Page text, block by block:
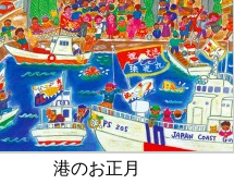
港のお正月